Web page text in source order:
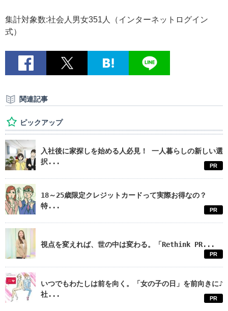
集計対象数:社会人男女351人（インターネットログイン
式）
関連記事
ピックアップ
入社後に家探しを始める人必見！ 一人暮らしの新しい選
択...
PR
18～25歳限定クレジットカードって実際お得なの？
特...
PR
視点を変えれば、世の中は変わる。「Rethink PR...
PR
いつでもわたしは前を向く。「女の子の日」を前向きに♪
社...
PR